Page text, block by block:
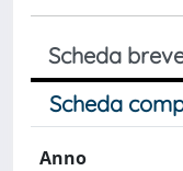
Scheda
Scheda
Anno